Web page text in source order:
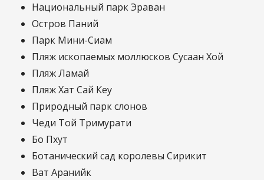
Национальный парк Эраван
Остров Паний
Парк Мини-Сиам
Пляж ископаемых моллюсков Сусаан Хой
Пляж Ламай
Пляж Хат Сай Кеу
Природный парк слонов
Чеди Той Тримурати
Бо Пхут
Ботанический сад королевы Сирикит
Ват Аранийк